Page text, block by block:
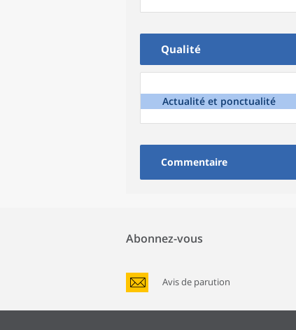
Qualité
Actualité et ponctualité
Commentaire
Abonnez-vous
Avis de parution